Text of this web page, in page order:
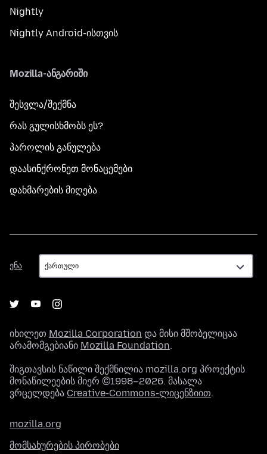
Nightly
Nightly Android-ისთვის
Mozilla-ანგარიში
შესვლა/შექმნა
რას გულისხმობს ეს?
პაროლის განულება
დაასინქრონეთ მონაცემები
დახმარების მიღება
ენა
ენა
იხილეთ Mozilla Corporation და მისი მშობელიცაა
არამომგებიანი Mozilla Foundation.
შიგთავსის ნაწილი შექმნილია mozilla.org პროექტის
მონაწილეების მიერ ©1998–2026. მასალა
ვრცელდება Creative-Commons-ლიცენზიით.
mozilla.org
მომსახურების პირობები